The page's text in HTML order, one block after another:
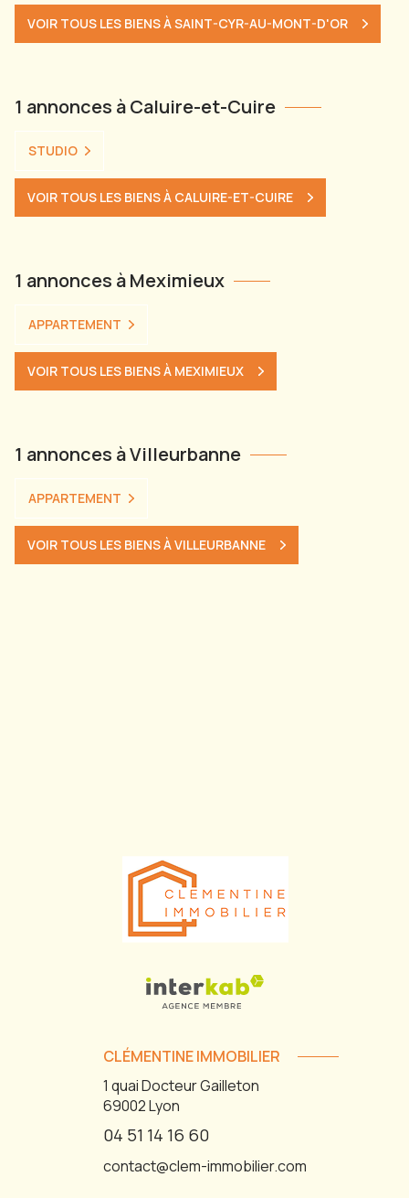
VOIR TOUS LES BIENS À SAINT-CYR-AU-MONT-D'OR
1 annonces à Caluire-et-Cuire
STUDIO
VOIR TOUS LES BIENS À CALUIRE-ET-CUIRE
1 annonces à Meximieux
APPARTEMENT
VOIR TOUS LES BIENS À MEXIMIEUX
1 annonces à Villeurbanne
APPARTEMENT
VOIR TOUS LES BIENS À VILLEURBANNE
CLÉMENTINE IMMOBILIER
1 quai Docteur Gailleton
69002Lyon
04 51 14 16 60
contact@clem-immobilier.com